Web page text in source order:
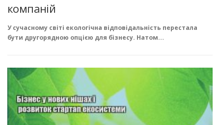
компаній
У сучасному світі екологічна відповідальність перестала
бути другорядною опцією для бізнесу. Натом…